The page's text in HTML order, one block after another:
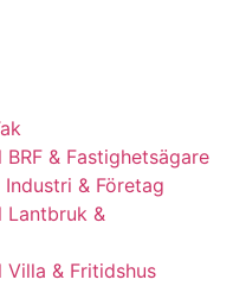
& Fastighetsägare
& Företag
Lantbruk &
Villa & Fritidshus